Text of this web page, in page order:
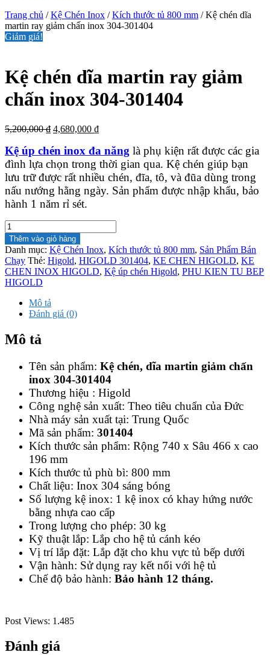
Trang chủ /Kệ Chén Inox /Kích thước tủ 800 mm / Kệ chén dĩa
martin ray giảm chấn inox 304-301404
Giảm giá!
Kệ chén dĩa martin ray giảm
chấn inox 304-301404
5,200,000₫ Giá
là:
5,200,000 ₫.
4,680,000 ₫Giá
tại
là:
4,680,000 ₫.
Kệ úp chén inox đa năng là phụ kiện rất được các gia
đình lựa chọn trong thời gian qua. Kệ chén giúp bạn
lưu trữ được rất nhiều chén, đĩa, tô, và đũa dùng trong
nấu nướng hằng ngày. Sản phẩm được nhập khẩu, bảo
hành 1 năm rỉ sét.
Kệ
chén
dĩa
martin
ray
giảm
chấn
inox
304-
số
lượng
Thêm vào giỏ hàng
Danh mục: Kệ Chén Inox, Kích thước tủ 800 mm, Sản Phẩm Bán
Chạy Thẻ: Higold, HIGOLD 301404, KE CHEN HIGOLD, KE
CHEN INOX HIGOLD, Kệ úp chén Higold, PHU KIEN TU BEP
HIGOLD
Mô tả
Đánh giá (0)
Mô tả
Tên sản phẩm: Kệ chén, dĩa martin giảm chấn
inox 304-301404
Thương hiệu : Higold
Công nghệ sản xuất: Theo tiêu chuẩn của Đức
Nhà máy sản xuất tại: Trung Quốc
Mã sản phẩm: 301404
Kích thước sản phẩm: Rộng 740 x Sâu 466 x cao
196 mm
Kích thước tủ phù bì: 800 mm
Chất liệu: Inox 304 sáng bóng
Số lượng kệ inox: 1 kệ inox có khay hứng nước
bằng nhựa cao cấp
Trong lượng cho phép: 30 kg
Kỹ thuật lắp: Lắp cho hệ tủ cánh kéo
Vị trí lắp đặt: Lắp đặt cho khu vực tủ bếp dưới
Vận hành: Sử dụng ray kết nối với hệ tủ
Chế độ bảo hành: Bảo hành 12 tháng.
Post Views: 1.485
Đánh giá